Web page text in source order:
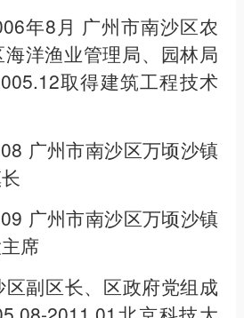
年8月 广州市南沙区农
洋渔业管理局、园林局
取得建筑工程技术
广州市南沙区万顷沙镇
广州市南沙区万顷沙镇
席
副区长、区政府党组成